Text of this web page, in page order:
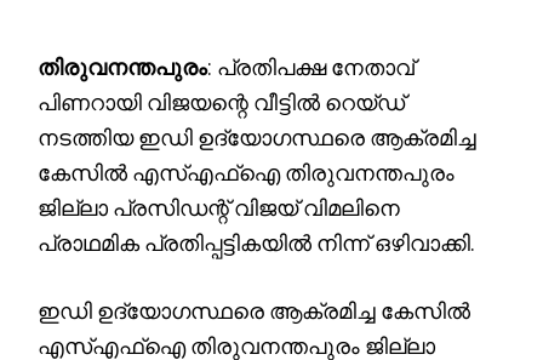
തിരുവനന്തപുരം: പ്രതിപക്ഷ നേതാവ്
പിണറായി വിജയന്റെ വീട്ടിൽ റെയ്ഡ്
നടത്തിയ ഇഡി ഉദ്യോഗസ്ഥരെ ആക്രമിച്ച
കേസിൽ എസ്എഫ്ഐ തിരുവനന്തപുരം
ജില്ലാ പ്രസിഡന്റ് വിജയ് വിമലിനെ
പ്രാഥമിക പ്രതിപ്പട്ടികയിൽ നിന്ന് ഒഴിവാക്കി.
ഇഡി ഉദ്യോഗസ്ഥരെ ആക്രമിച്ച കേസിൽ
എസ്എഫ്ഐ തിരുവനന്തപുരം ജില്ലാ